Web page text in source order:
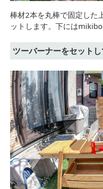
棒材2本を丸棒で固定した
ットします。下には
ツーバーナーをセット